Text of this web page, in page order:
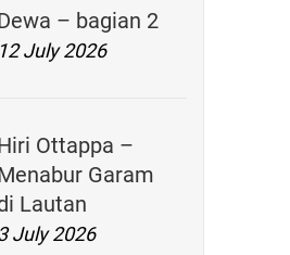
– bagian 2
12 July 2026
Ottappa –
Garam
Lautan
July 2026